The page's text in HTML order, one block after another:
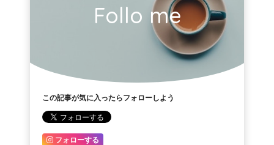
Follo me
この記事が気に入ったらフォローしよう
フォローする